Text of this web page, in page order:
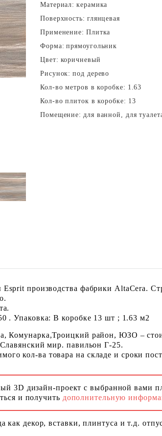
Материал: керамика
Поверхность: глянцевая
Применение: Плитка
Форма: прямоугольник
Цвет: коричневый
Рисунок: под дерево
Кол-во метров в коробке: 1.63
Кол-во плиток в коробке: 13
Помещение: для ванной, для
производства фабрики AltaCera.
. Упаковка: В коробке 13 шт ; 1.63 м2
Комунарка,Троицкий район, ЮЗО –
мир. павильон Г-25.
кол-ва товара на складе и сроки
3D дизайн-проект с выбранной вами
и получить дополнительную
как декор, вставки, плинтуса и т.д.